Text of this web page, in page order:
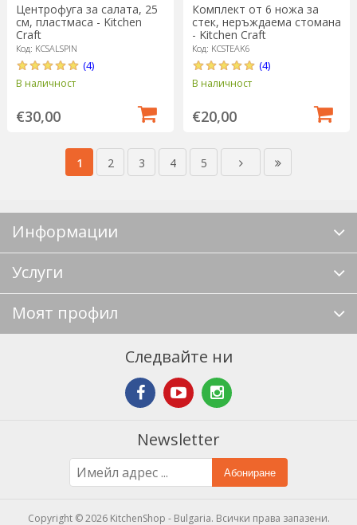
Центрофуга за салата, 25
см, пластмаса - Kitchen
Craft
Код: KCSALSPIN
(4)
В наличност
€30,00
Комплект от 6 ножа за
стек, неръждаема стомана
- Kitchen Craft
Код: KCSTEAK6
(4)
В наличност
€20,00
1 2 3 4 5
Информации
Услуги
Моят профил
Следвайте ни
Newsletter
Абониране
Copyright © 2026 KitchenShop - Bulgaria. Всички права запазени.